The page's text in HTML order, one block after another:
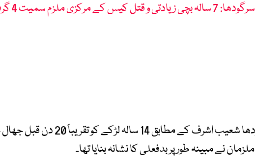
سرگودھا: 7 سالہ بچی زیادتی و قتل کیس کے مرکزی ملزم سمیت 4 گرفتار
ڈی پی او سرگودھا شعیب اشرف کے مطابق 14